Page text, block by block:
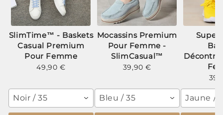
SlimTime™ - Baskets
Casual Premium
Pour Femme
49,90 €
Noir / 35
Mocassins Premium
Pour Femme -
SlimCasual™
39,90 €
Bleu / 35 Jaune /